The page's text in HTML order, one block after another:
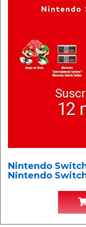
Nintendo
Nintendo